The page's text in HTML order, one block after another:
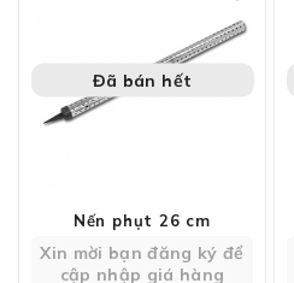
Đã bán hết
Nến phụt 26 cm
Xin mời bạn đăng ký để
cập nhập giá hàng